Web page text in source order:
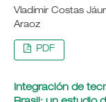
Vladimir Costas
Araoz
PDF
Integración de